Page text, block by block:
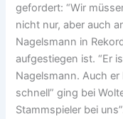
gefordert: “Wir
nicht nur, aber auch
Nagelsmann in
aufgestiegen ist. “Er
Nagelsmann. Auch
schnell” ging bei
Stammspieler bei